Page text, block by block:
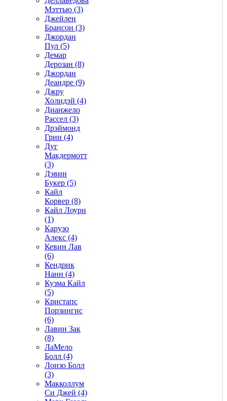
Мэттью (3)
Джейлен
Брансон (3)
Джордан
Пул (5)
Демар
Дерозан (8)
Джордан
Деандре (9)
Джру
Холидэй (4)
Дианжело
Рассел (3)
Дрэймонд
Грин (4)
Дуг
Макдермотт
(3)
Дэвин
Букер (5)
Кайл
Корвер (8)
Кайл Лоури
(1)
Карузо
Алекс (4)
Кевин Лав
(6)
Кендрик
Нанн (4)
Кузма Кайл
(5)
Кристапс
Порзингис
(6)
Лавин Зак
(8)
ЛаМело
Болл (4)
Лонзо Болл
(3)
Макколлум
Си Джей (4)